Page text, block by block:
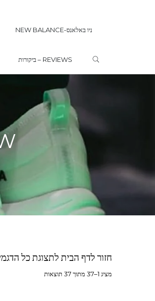
NEW BALANCE-ניו באלאנס
ביקורות – REVIEWS
חזור לדף הבית לתצוגת כל
מציג 1–37 מתוך 37 תוצאות